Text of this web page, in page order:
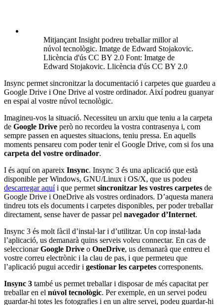
Mitjançant Insight podreu treballar millor al
núvol tecnològic. Imatge de Edward Stojakovic.
Llicència d'ús CC BY 2.0 Font: Imatge de
Edward Stojakovic. Llicència d'ús CC BY 2.0
Insync permet sincronitzar la documentació i carpetes que guardeu a
Google Drive i One Drive al vostre ordinador. Així podreu guanyar
en espai al vostre núvol tecnològic.
Imagineu-vos la situació. Necessiteu un arxiu que teniu a la carpeta
de Google Drive però no recordeu la vostra contrasenya i, com
sempre passen en aquestes situacions, teniu pressa. En aquells
moments pensareu com poder tenir el Google Drive, com si fos una
carpeta del vostre ordinador.
I és aquí on apareix Insync. Insync 3 és una aplicació que està
disponible per Windows, GNU/Linux i OS/X, que us podeu
descarregar aquíi que permet sincronitzar les vostres carpetes de
Google Drive i OneDrive als vostres ordinadors. D’aquesta manera
tindreu tots els documents i carpetes disponibles, per poder treballar
directament, sense haver de passar pel navegador d’Internet.
Insync 3 és molt fàcil d’instal·lar i d’utilitzar. Un cop instal·lada
l’aplicació, us demanarà quins serveis voleu connectar. En cas de
seleccionarGoogle Drive o OneDrive, us demanarà que entreu el
vostre correu electrònic i la clau de pas, i que permeteu que
l’aplicació pugui accedir i gestionar les carpetes corresponents.
Insync 3 també us permet treballar i disposar de més capacitat per
treballar en el núvol tecnològic. Per exemple, en un servei podeu
guardar-hi totes les fotografies i en un altre servei, podeu guardar-hi